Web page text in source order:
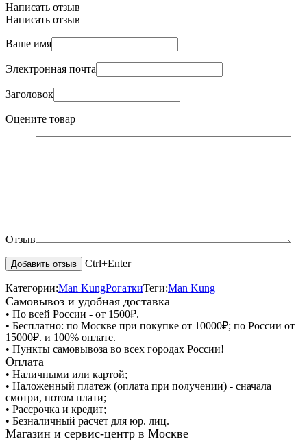
Написать отзыв
Написать отзыв
Ваше имя
Электронная почта
Заголовок
Оцените товар
Отзыв
Ctrl+Enter
Категории:Man KungРогаткиТеги:Man Kung
Самовывоз и удобная доставка
• По всей России - от 1500₽.
• Бесплатно: по Москве при покупке от 10000₽; по России от
15000₽. и 100% оплате.
• Пункты самовывоза во всех городах России!
Оплата
• Наличными или картой;
• Наложенный платеж (оплата при получении) - сначала
смотри, потом плати;
• Рассрочка и кредит;
• Безналичный расчет для юр. лиц.
Магазин и сервис-центр в Москве